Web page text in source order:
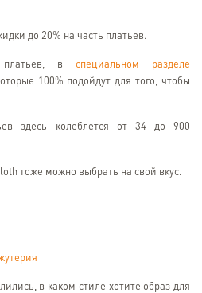
до 20% на часть платьев.
платьев, в специальном разделе
100% подойдут для того, чтобы
здесь колеблется от 34 до 900
тоже можно выбрать на свой вкус.
в каком стиле хотите образ для